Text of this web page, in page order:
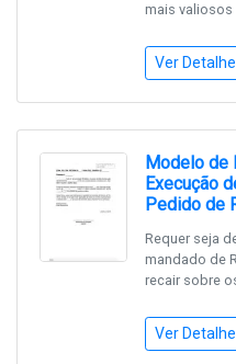
mais valiosos
Ver
Modelo de
Execução
Pedido de
Requer seja
mandado de
recair sobre
Ver